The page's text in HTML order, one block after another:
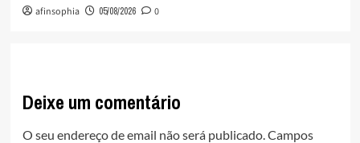
afinsophia 05/08/2026 0
Deixe um comentário
O seu endereço de email não será publicado. Campos